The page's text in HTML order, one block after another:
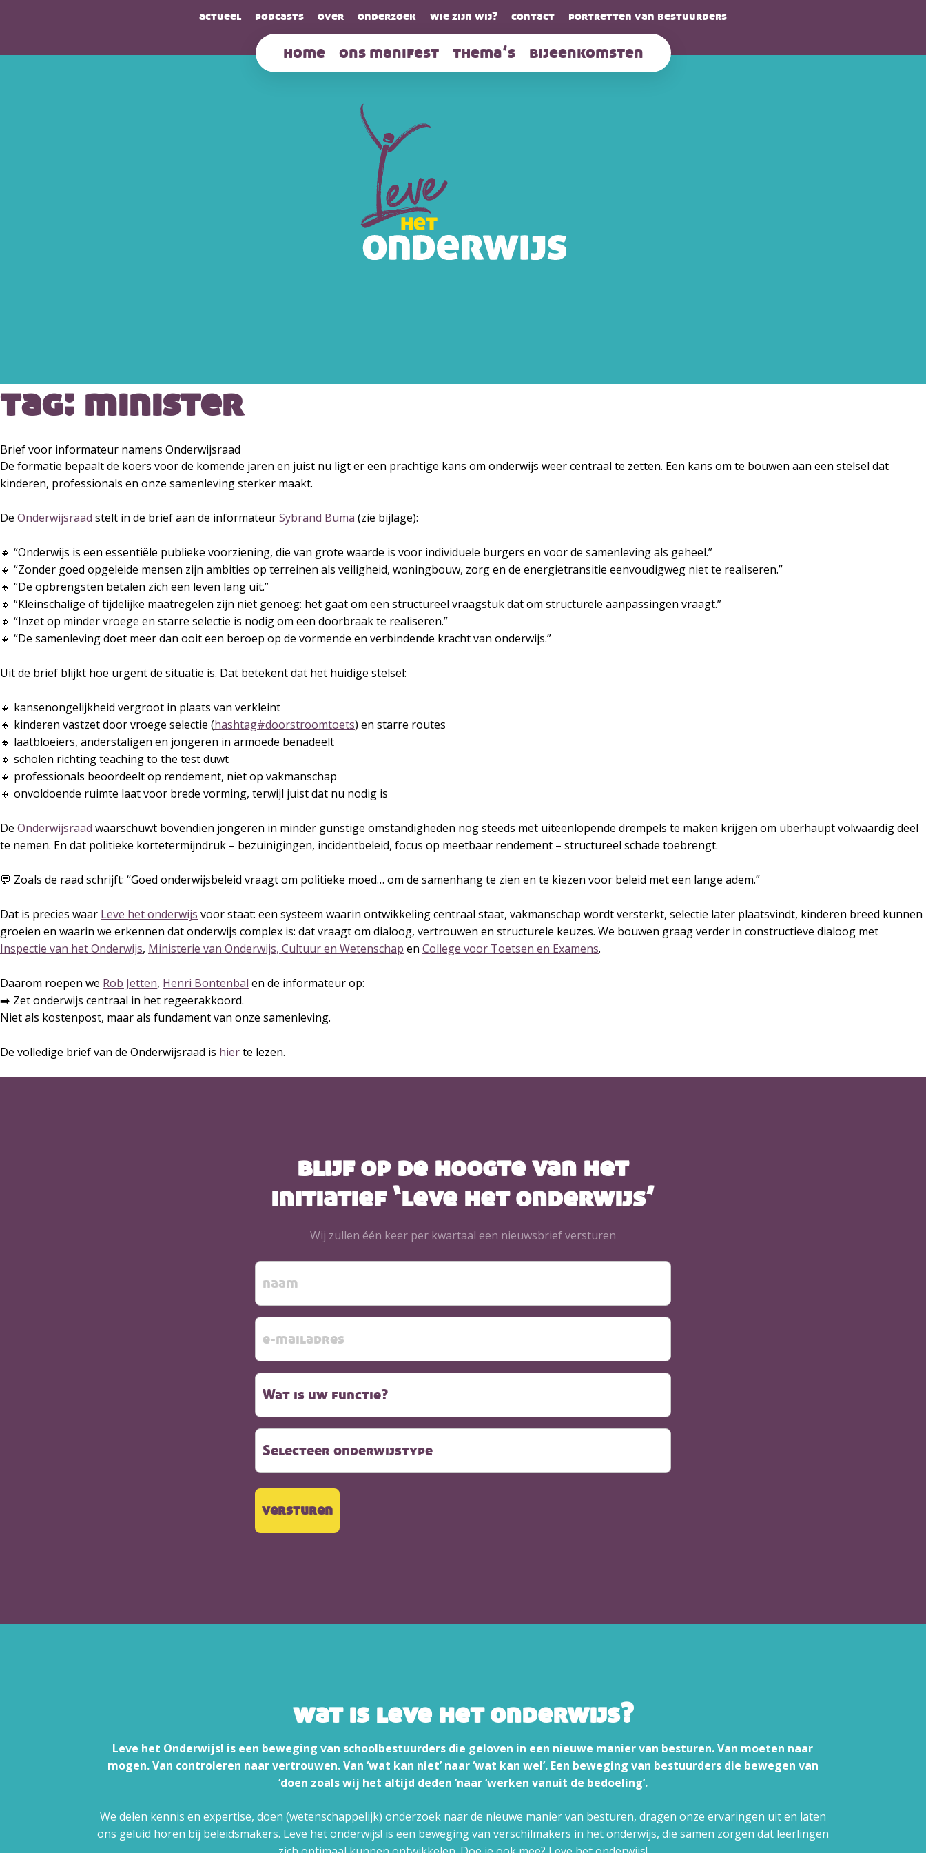
actueel podcasts over onderzoek wie zijn wij? contact portretten van bestuurders
home ons manifest thema’s bijeenkomsten
tag: minister
Brief voor informateur namens Onderwijsraad
De formatie bepaalt de koers voor de komende jaren en juist nu ligt er een prachtige kans om onderwijs weer centraal te zetten. Een kans om te bouwen aan een stelsel dat
kinderen, professionals en onze samenleving sterker maakt.
De Onderwijsraad stelt in de brief aan de informateurSybrand Buma (zie bijlage):
🔸 “Onderwijs is een essentiële publieke voorziening, die van grote waarde is voor individuele burgers en voor de samenleving als geheel.”
🔸 “Zonder goed opgeleide mensen zijn ambities op terreinen als veiligheid, woningbouw, zorg en de energietransitie eenvoudigweg niet te realiseren.”
🔸 “De opbrengsten betalen zich een leven lang uit.”
🔸 “Kleinschalige of tijdelijke maatregelen zijn niet genoeg: het gaat om een structureel vraagstuk dat om structurele aanpassingen vraagt.”
🔸 “Inzet op minder vroege en starre selectie is nodig om een doorbraak te realiseren.”
🔸 “De samenleving doet meer dan ooit een beroep op de vormende en verbindende kracht van onderwijs.”
Uit de brief blijkt hoe urgent de situatie is. Dat betekent dat het huidige stelsel:
🔸 kansenongelijkheid vergroot in plaats van verkleint
🔸 kinderen vastzet door vroege selectie (hashtag#doorstroomtoets) en starre routes
🔸 laatbloeiers, anderstaligen en jongeren in armoede benadeelt
🔸 scholen richting teaching to the test duwt
🔸 professionals beoordeelt op rendement, niet op vakmanschap
🔸 onvoldoende ruimte laat voor brede vorming, terwijl juist dat nu nodig is
De Onderwijsraad waarschuwt bovendien jongeren in minder gunstige omstandigheden nog steeds met uiteenlopende drempels te maken krijgen om überhaupt volwaardig deel
te nemen. En dat politieke kortetermijndruk – bezuinigingen, incidentbeleid, focus op meetbaar rendement – structureel schade toebrengt.
💬 Zoals de raad schrijft: “Goed onderwijsbeleid vraagt om politieke moed… om de samenhang te zien en te kiezen voor beleid met een lange adem.”
Dat is precies waar Leve het onderwijs voor staat: een systeem waarin ontwikkeling centraal staat, vakmanschap wordt versterkt, selectie later plaatsvindt, kinderen breed kunnen
groeien en waarin we erkennen dat onderwijs complex is: dat vraagt om dialoog, vertrouwen en structurele keuzes. We bouwen graag verder in constructieve dialoog met
Inspectie van het Onderwijs, Ministerie van Onderwijs, Cultuur en Wetenschap en College voor Toetsen en Examens.
Daarom roepen we Rob Jetten, Henri Bontenbal en de informateur op:
➡️ Zet onderwijs centraal in het regeerakkoord.
Niet als kostenpost, maar als fundament van onze samenleving.
De volledige brief van de Onderwijsraad is hierte lezen.
blijf op de hoogte van het
initiatief ‘leve het onderwijs’
Wij zullen één keer per kwartaal een nieuwsbrief versturen
wat is leve het onderwijs?
Leve het Onderwijs! is een beweging van schoolbestuurders die geloven in een nieuwe manier van besturen. Van moeten naar
mogen. Van controleren naar vertrouwen. Van ‘wat kan niet’ naar ‘wat kan wel’. Een beweging van bestuurders die bewegen van
‘doen zoals wij het altijd deden ’naar ‘werken vanuit de bedoeling’.
We delen kennis en expertise, doen (wetenschappelijk) onderzoek naar de nieuwe manier van besturen, dragen onze ervaringen uit en laten
ons geluid horen bij beleidsmakers. Leve het onderwijs! is een beweging van verschilmakers in het onderwijs, die samen zorgen dat leerlingen